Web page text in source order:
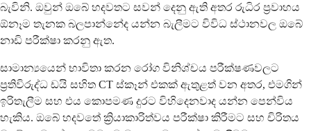
බැවිනි. ඔවුන් ඔබේ හදවතට සවන් දෙනු ඇති අතර රුධිර ප්‍රවාහය
ඕනෑම තැනක බලපාන්නේද යන්න බැලීමට විවිධ ස්ථානවල ඔබේ
නාඩි පරීක්ෂා කරනු ඇත.
සාමාන්‍යයෙන් භාවිතා කරන රෝග විනිශ්චය පරීක්ෂණවලට
ප්‍රතිවිරුද්ධ ඩයි සහිත CT ස්කෑන් එකක් ඇතුළත් වන අතර, එමගින්
ඉරිතැලීම සහ එය කොපමණ දුරට විහිදෙනවාද යන්න පෙන්විය
හැකිය. ඔබේ හදවතේ ක්‍රියාකාරිත්වය පරීක්ෂා කිරීමට සහ චිරිතය